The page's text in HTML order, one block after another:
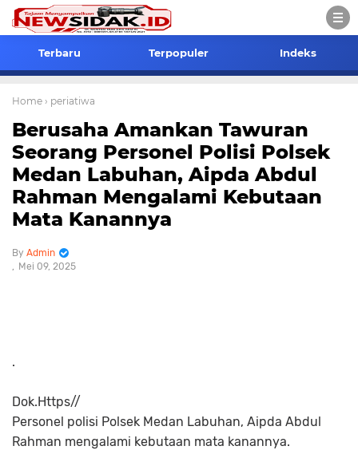
Terbaru Terpopuler Indeks
Home › periatiwa
Berusaha Amankan Tawuran
Seorang Personel Polisi Polsek
Medan Labuhan, Aipda Abdul
Rahman Mengalami Kebutaan
Mata Kanannya
Admin
Mei 09, 2025
.
Dok.Https//
Personel polisi Polsek Medan Labuhan, Aipda Abdul
Rahman mengalami kebutaan mata kanannya.